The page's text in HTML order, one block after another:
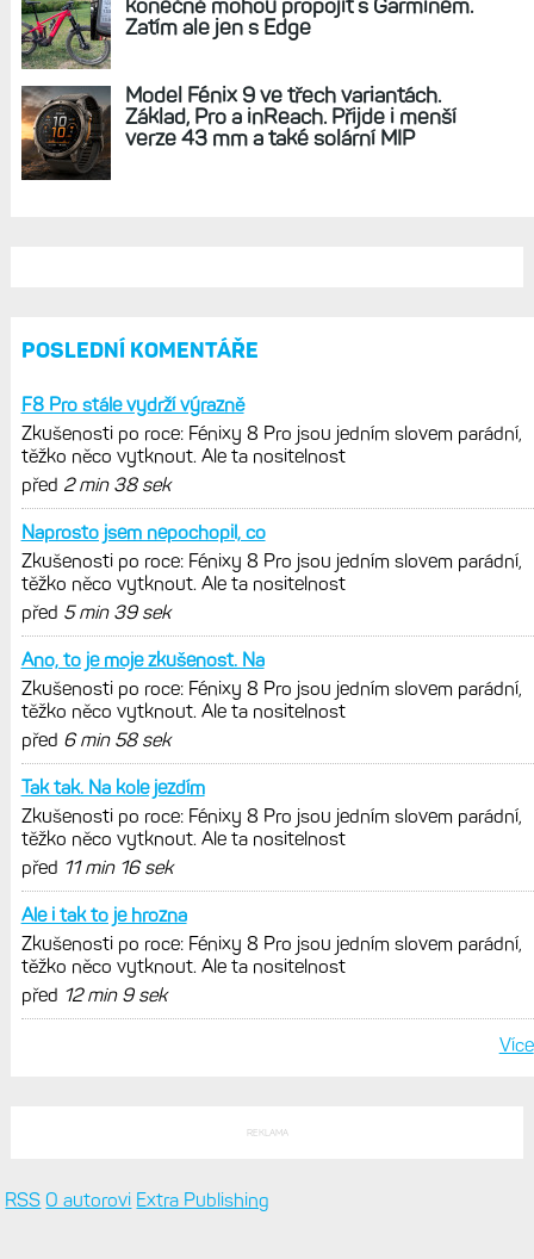
AKTUÁLNĚ NA BLOGU
Zkušenosti po roce: Fénixy 8 Pro jsou
jedním slovem parádní, těžko něco
vytknout. Ale ta nositelnost
Zaměření zátěže: Hodnotí, zda je váš
trénink produktivní a jestli se nachází
v optimálních oblastech
Garmin poprvé překonal hranici
300 dolarů. Cena akcií za devět
měsíců výrazně vzrostla
Elektrokola s motorem Bosch se
konečně mohou propojit s Garminem.
Zatím ale jen s Edge